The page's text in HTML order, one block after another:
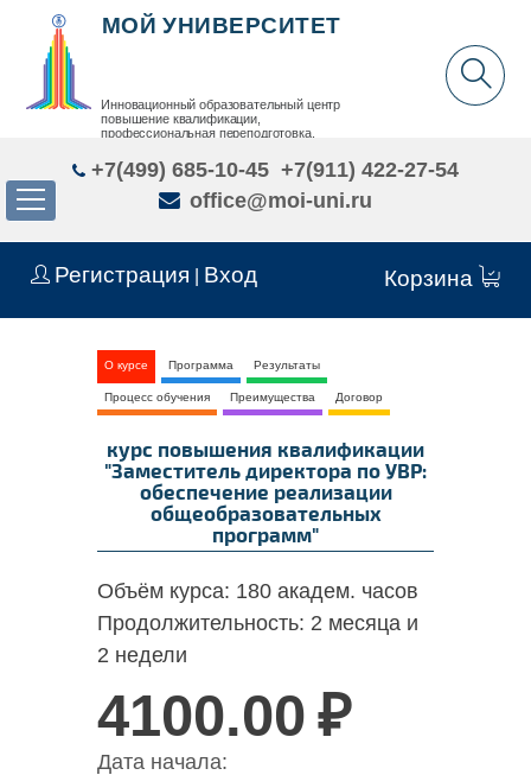
Регистрация Вход Корзина
МОЙ УНИВЕРСИТЕТ
Инновационный образовательный центр
повышение квалификации,
профессиональная переподготовка,
+7(499) 685-10-45 +7(911) 422-27-54
office@moi-uni.ru
О курсе Программа Результаты
Процесс обучения Преимущества Договор
курс повышения квалификации
"Заместитель директора по УВР:
обеспечение реализации
общеобразовательных
программ"
Объём курса: 180 академ. часов
Продолжительность: 2 месяца и
2 недели
4100.00 ₽
Дата начала: